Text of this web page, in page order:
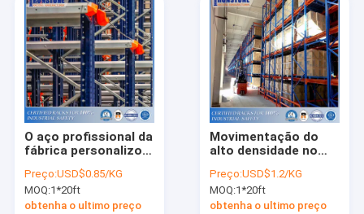
O aço profissional da
fábrica personalizou
arquivando do metal
do cinema ao ar livre
Preço:USD$0.85/KG
MOQ:1*20ft
obtenha o ultimo preço
Movimentação do
alto densidade no
cremalheira do
armazenamento da
pálete
Preço:USD$1.2/KG
MOQ:1*20ft
obtenha o ultimo preço